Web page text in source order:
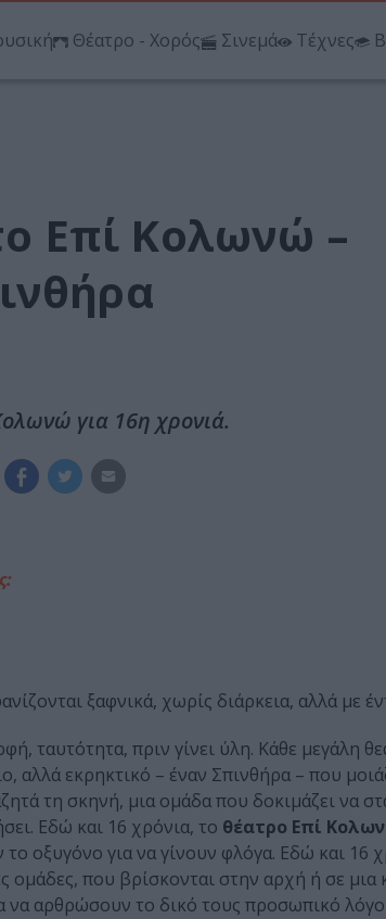
Θέατρο - Χορός Σινεμά Τέχνες
Επί Κολωνώ –
για 16η χρονιά.
ξαφνικά, χωρίς διάρκεια, αλλά με
ταυτότητα, πριν γίνει ύλη. Κάθε μεγάλη
αλλά εκρηκτικό – έναν Σπινθήρα – που
τη σκηνή, μια ομάδα που δοκιμάζει να
Εδώ και 16 χρόνια, το θέατρο Επί
οξυγόνο για να γίνουν φλόγα. Εδώ και 16
που βρίσκονται στην αρχή ή σε μια
να αρθρώσουν το δικό τους προσωπικό λόγο